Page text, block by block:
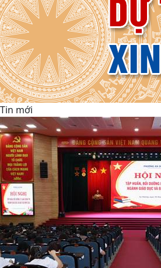
Tin mới